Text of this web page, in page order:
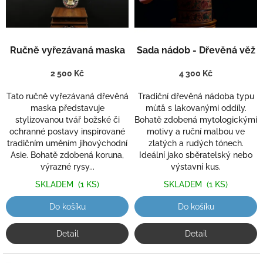
ů
Ručně vyřezávaná maska
2 500 Kč
Tato ručně vyřezávaná dřevěná
maska představuje
stylizovanou tvář božské či
ochranné postavy inspirované
tradičním uměním jihovýchodní
Asie. Bohatě zdobená koruna,
výrazné rysy...
SKLADEM (1 KS)
Do košíku
Detail
Sada nádob - Dřevěná věž
4 300 Kč
Tradiční dřevěná nádoba typu
mùtǎ s lakovanými oddíly.
Bohatě zdobená mytologickými
motivy a ruční malbou ve
zlatých a rudých tónech.
Ideální jako sběratelský nebo
výstavní kus.
SKLADEM (1 KS)
Do košíku
Detail